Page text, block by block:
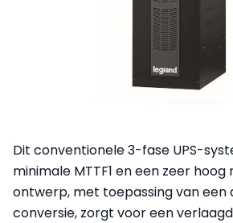
Dit conventionele 3-fase UPS-
minimale MTTF1 en een zeer
ontwerp, met toepassing van een
conversie, zorgt voor een